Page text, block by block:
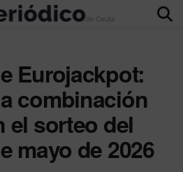
Eurojackpot:
combinación
el sorteo del
mayo de 2026